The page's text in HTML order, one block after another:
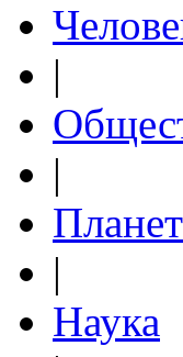
|
|
|
Наука